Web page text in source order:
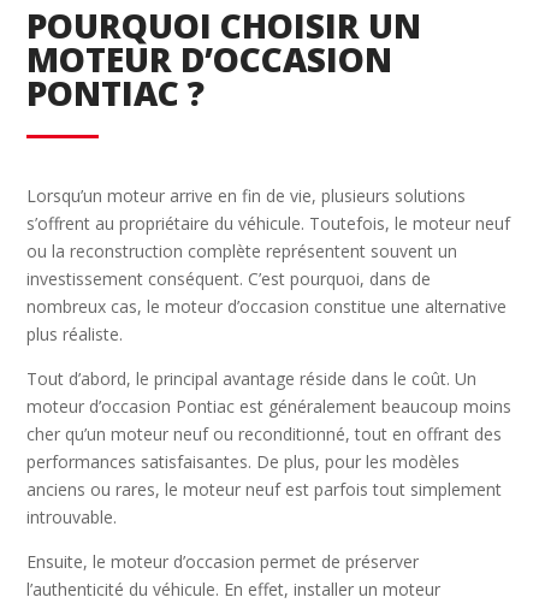
POURQUOI CHOISIR UN
MOTEUR D’OCCASION
PONTIAC ?
Lorsqu’un moteur arrive en fin de vie, plusieurs solutions
s’offrent au propriétaire du véhicule. Toutefois, le moteur neuf
ou la reconstruction complète représentent souvent un
investissement conséquent. C’est pourquoi, dans de
nombreux cas, le moteur d’occasion constitue une alternative
plus réaliste.
Tout d’abord, le principal avantage réside dans le coût. Un
moteur d’occasion Pontiac est généralement beaucoup moins
cher qu’un moteur neuf ou reconditionné, tout en offrant des
performances satisfaisantes. De plus, pour les modèles
anciens ou rares, le moteur neuf est parfois tout simplement
introuvable.
Ensuite, le moteur d’occasion permet de préserver
l’authenticité du véhicule. En effet, installer un moteur